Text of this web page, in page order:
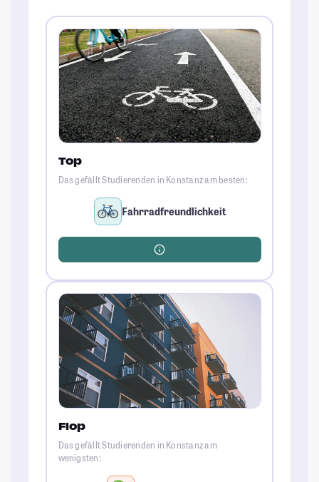
Top
Das gefällt Studierenden in Konstanz am besten:
Fahrradfreundlichkeit
Flop
Das gefällt Studierenden in Konstanz am
wenigsten: